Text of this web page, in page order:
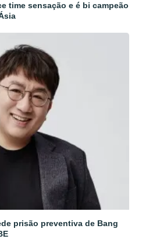
time sensação e é bi campeão
prisão preventiva de Bang